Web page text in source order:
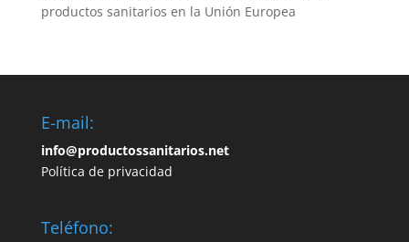
productos sanitarios en la Unión Europea
E-mail:
info@productossanitarios.net
Política de privacidad
Teléfono: